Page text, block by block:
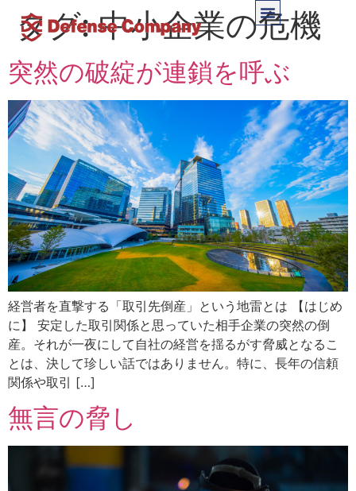
タグ:中小企業の危機
突然の破綻が連鎖を呼ぶ
経営者を直撃する「取引先倒産」という地雷とは 【はじめ
に】 安定した取引関係と思っていた相手企業の突然の倒
産。それが一夜にして自社の経営を揺るがす脅威となるこ
とは、決して珍しい話ではありません。特に、長年の信頼
関係や取引 […]
無言の脅し